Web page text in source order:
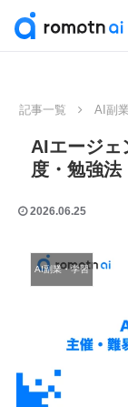
記事一覧 AI副
AIエージェ
度・勉強
2026.06.25
AI副業・学習